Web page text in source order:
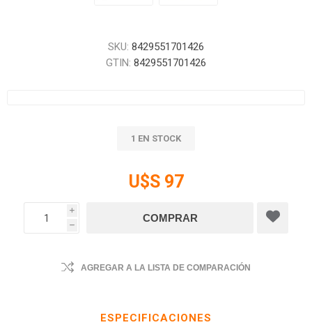
SKU: 8429551701426
GTIN: 8429551701426
1 EN STOCK
U$S 97
i
h
AGREGAR A LA LISTA DE COMPARACIÓN
ESPECIFICACIONES